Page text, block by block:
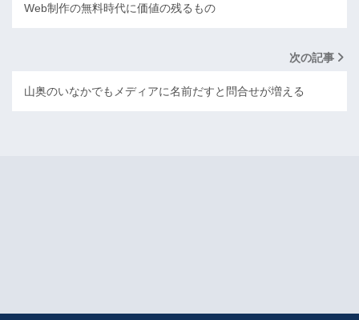
Web制作の無料時代に価値の残るもの
次の記事
山奥のいなかでもメディアに名前だすと問合せが増える